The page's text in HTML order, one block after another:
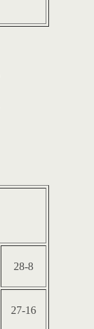
28-8
27-16